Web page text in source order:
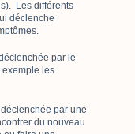
Les différents
déclenche
par le
exemple les
par une
du nouveau